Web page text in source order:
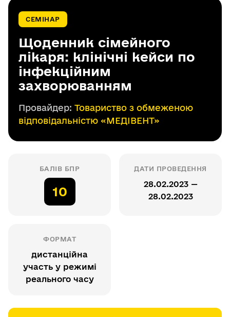
СЕМІНАР
Щоденник сімейного
лікаря: клінічні кейси по
інфекційним
захворюванням
Провайдер: Товариство з обмеженою
відповідальністю «МЕДІВЕНТ»
БАЛІВ БПР
10
ДАТИ ПРОВЕДЕННЯ
28.02.2023 —
28.02.2023
ФОРМАТ
дистанційна
участь у режимі
реального часу